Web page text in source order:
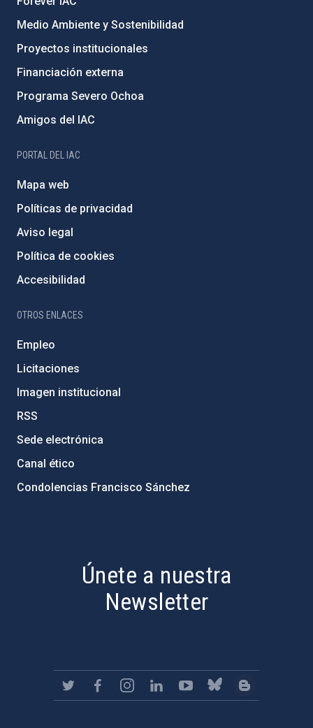
Medio Ambiente y Sostenibilidad
Proyectos institucionales
Financiación externa
Programa Severo Ochoa
Amigos del IAC
PORTAL DEL IAC
Mapa web
Políticas de privacidad
Aviso legal
Política de cookies
Accesibilidad
OTROS ENLACES
Empleo
Licitaciones
Imagen institucional
RSS
Sede electrónica
Canal ético
Condolencias Francisco Sánchez
Únete a nuestra
Newsletter